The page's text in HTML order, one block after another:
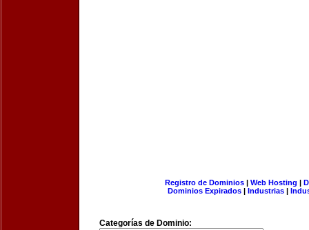
Registro de Dominios| Web Hosting |
Dominios Expirados | Industrias |
Categorías de Dominio: